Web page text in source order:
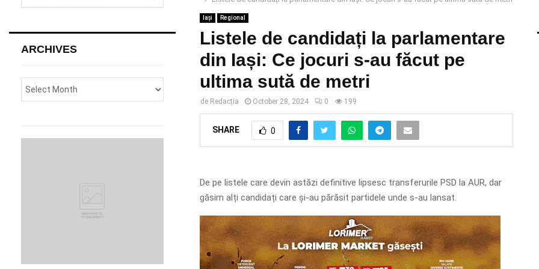
Iași Regional
Listele de candidați la parlamentare
din Iași: Ce jocuri s-au făcut pe
ultima sută de metri
de Redacția October 28, 2024 0 199
SHARE 0
De pe listele care devin astăzi definitive lipsesc transferurile PSD la AUR, dar
găsim alți candidați care și-au părăsit partidele unde s-au lansat.
h
o
:
H
ARCHIVES